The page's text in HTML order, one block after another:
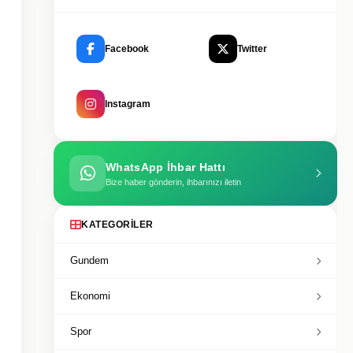
Facebook Twitter
Instagram
WhatsApp İhbar Hattı
Bize haber gönderin, ihbarınızı iletin
KATEGORILER
Gundem
Ekonomi
Spor